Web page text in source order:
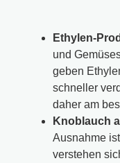
Ethylen-
und
geben
schneller
daher am
Knoblauch
Ausnahme
verstehen